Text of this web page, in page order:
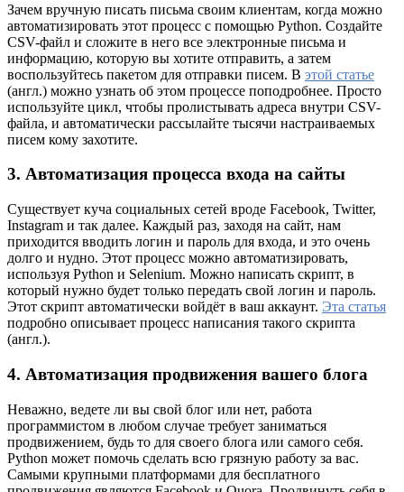
Зачем вручную писать письма своим клиентам, когда можно
автоматизировать этот процесс с помощью Python. Создайте
CSV-файл и сложите в него все электронные письма и
информацию, которую вы хотите отправить, а затем
воспользуйтесь пакетом для отправки писем. В этой статье
(англ.) можно узнать об этом процессе поподробнее. Просто
используйте цикл, чтобы пролистывать адреса внутри CSV-
файла, и автоматически рассылайте тысячи настраиваемых
писем кому захотите.
3. Автоматизация процесса входа на сайты
Существует куча социальных сетей вроде Facebook, Twitter,
Instagram и так далее. Каждый раз, заходя на сайт, нам
приходится вводить логин и пароль для входа, и это очень
долго и нудно. Этот процесс можно автоматизировать,
используя Python и Selenium. Можно написать скрипт, в
который нужно будет только передать свой логин и пароль.
Этот скрипт автоматически войдёт в ваш аккаунт. Эта статья
подробно описывает процесс написания такого скрипта
(англ.).
4. Автоматизация продвижения вашего блога
Неважно, ведете ли вы свой блог или нет, работа
программистом в любом случае требует заниматься
продвижением, будь то для своего блога или самого себя.
Python может помочь сделать всю грязную работу за вас.
Самыми крупными платформами для бесплатного